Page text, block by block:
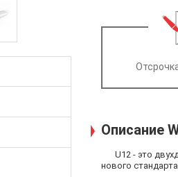
Описание
U12 - это
нового